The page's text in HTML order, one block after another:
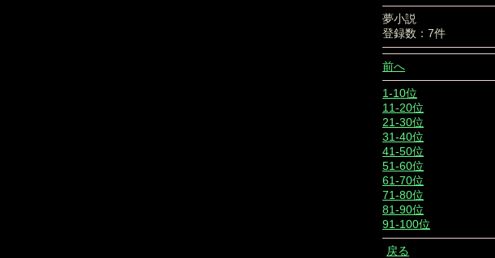
夢小説
登録数：7件
前へ
1-10位
11-20位
21-30位
31-40位
41-50位
51-60位
61-70位
71-80位
81-90位
91-100位
戻る